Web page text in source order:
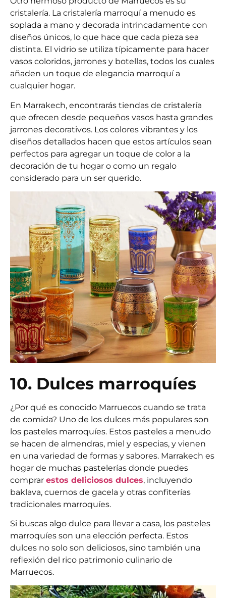
cristalería. La cristalería marroquí a menudo es
soplada a mano y decorada intrincadamente con
diseños únicos, lo que hace que cada pieza sea
distinta. El vidrio se utiliza típicamente para hacer
vasos coloridos, jarrones y botellas, todos los cuales
añaden un toque de elegancia marroquí a
cualquier hogar.
En Marrakech, encontrarás tiendas de cristalería
que ofrecen desde pequeños vasos hasta grandes
jarrones decorativos. Los colores vibrantes y los
diseños detallados hacen que estos artículos sean
perfectos para agregar un toque de color a la
decoración de tu hogar o como un regalo
considerado para un ser querido.
10. Dulces marroquíes
¿Por qué es conocido Marruecos cuando se trata
de comida? Uno de los dulces más populares son
los pasteles marroquíes. Estos pasteles a menudo
se hacen de almendras, miel y especias, y vienen
en una variedad de formas y sabores. Marrakech es
hogar de muchas pastelerías donde puedes
comprar estos deliciosos dulces, incluyendo
baklava, cuernos de gacela y otras confiterías
tradicionales marroquíes.
Si buscas algo dulce para llevar a casa, los pasteles
marroquíes son una elección perfecta. Estos
dulces no solo son deliciosos, sino también una
reflexión del rico patrimonio culinario de
Marruecos.